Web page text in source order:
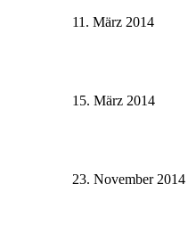
11. März 2014
15. März 2014
23. November 2014